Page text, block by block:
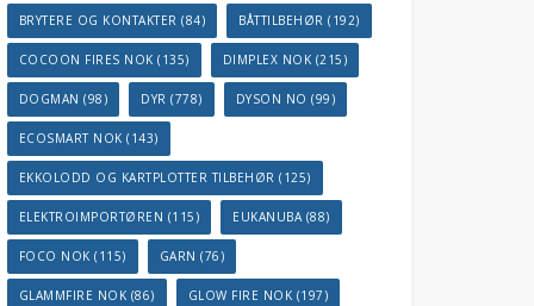
BRYTERE OG KONTAKTER (84) BÅTTILBEHØR (192)
COCOON FIRES NOK (135) DIMPLEX NOK (215)
DOGMAN (98) DYR (778) DYSON NO (99)
ECOSMART NOK (143)
EKKOLODD OG KARTPLOTTER TILBEHØR (125)
ELEKTROIMPORTØREN (115) EUKANUBA(88)
FOCO NOK (115) GARN (76)
GLAMMFIRE NOK (86) GLOW FIRE NOK (197)